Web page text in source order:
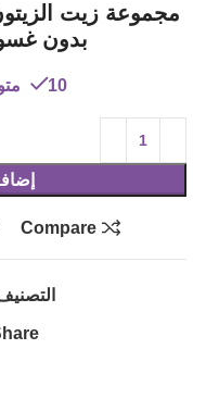
مجموعة زيت
بدون
10 متوفر في المخزون
Compare